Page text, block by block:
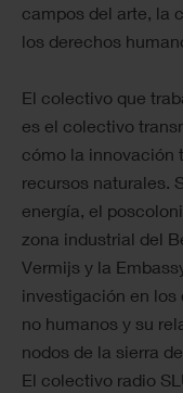
campos del arte, la
los derechos
El colectivo que
es el colectivo
cómo la innovación
recursos naturales.
energía, el
zona industrial del
Vermijs y la
investigación en los
no humanos y su
nodos de la sierra
El colectivo radio